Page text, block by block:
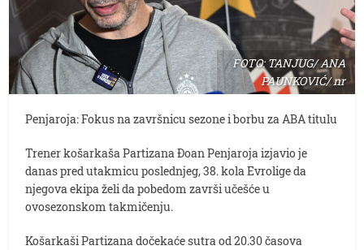
FOTO: TANJUG/ ANA
PAUNKOVIĆ/ nr
Penjaroja: Fokus na završnicu sezone i borbu za ABA titulu
Trener košarkaša Partizana Đoan Penjaroja izjavio je
danas pred utakmicu poslednjeg, 38. kola Evrolige da
njegova ekipa želi da pobedom završi učešće u
ovosezonskom takmičenju.
Košarkaši Partizana dočekaće sutra od 20.30 časova